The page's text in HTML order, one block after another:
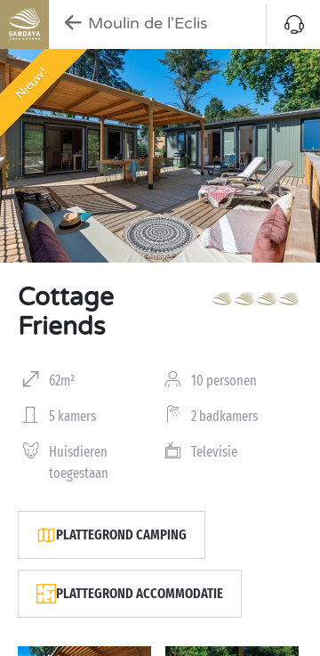
Moulin de l'Eclis
Nieuw!
Cottage
Friends
62m² 10 personen
5 kamers 2 badkamers
Huisdieren
toegestaan
Televisie
PLATTEGROND CAMPING
PLATTEGROND ACCOMMODATIE